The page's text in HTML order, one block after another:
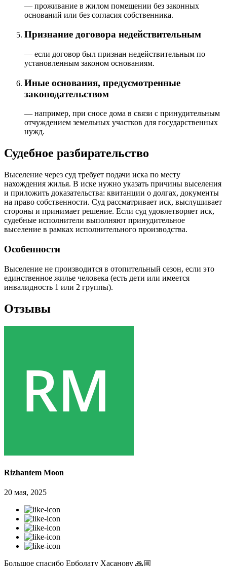
— проживание в жилом помещении без законных
оснований или без согласия собственника.
Признание договора недействительным
— если договор был признан недействительным по
установленным законом основаниям.
Иные основания, предусмотренные
законодательством
— например, при сносе дома в связи с принудительным
отчуждением земельных участков для государственных
нужд.
Судебное разбирательство
Выселение через суд требует подачи иска по месту
нахождения жилья. В иске нужно указать причины выселения
и приложить доказательства: квитанции о долгах, документы
на право собственности. Суд рассматривает иск, выслушивает
стороны и принимает решение. Если суд удовлетворяет иск,
судебные исполнители выполняют принудительное
выселение в рамках исполнительного производства.
Особенности
Выселение не производится в отопительный сезон, если это
единственное жилье человека (есть дети или имеется
инвалидность 1 или 2 группы).
Отзывы
Rizhantem Moon
20 мая, 2025
Большое спасибо Ерболату Хасанову 🙏🏼